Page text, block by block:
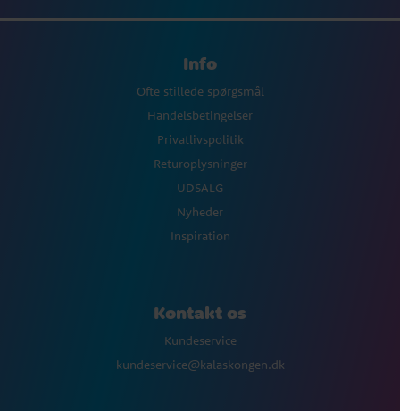
Info
Ofte stillede spørgsmål
Handelsbetingelser
Privatlivspolitik
Returoplysninger
UDSALG
Nyheder
Inspiration
Kontakt os
Kundeservice
kundeservice@kalaskongen.dk